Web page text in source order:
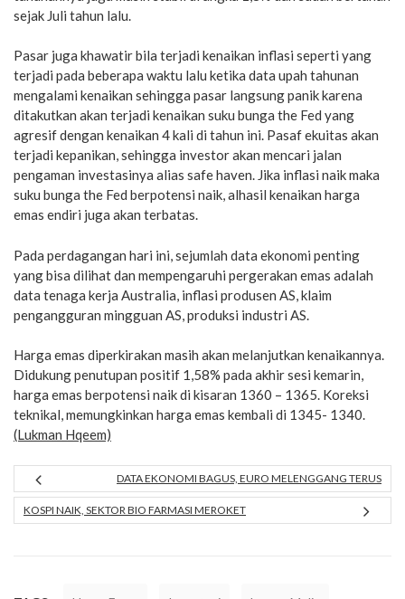
sejak Juli tahun lalu.
Pasar juga khawatir bila terjadi kenaikan inflasi seperti yang
terjadi pada beberapa waktu lalu ketika data upah tahunan
mengalami kenaikan sehingga pasar langsung panik karena
ditakutkan akan terjadi kenaikan suku bunga the Fed yang
agresif dengan kenaikan 4 kali di tahun ini. Pasaf ekuitas akan
terjadi kepanikan, sehingga investor akan mencari jalan
pengaman investasinya alias safe haven. Jika inflasi naik maka
suku bunga the Fed berpotensi naik, alhasil kenaikan harga
emas endiri juga akan terbatas.
Pada perdagangan hari ini, sejumlah data ekonomi penting
yang bisa dilihat dan mempengaruhi pergerakan emas adalah
data tenaga kerja Australia, inflasi produsen AS, klaim
pengangguran mingguan AS, produksi industri AS.
Harga emas diperkirakan masih akan melanjutkan kenaikannya.
Didukung penutupan positif 1,58% pada akhir sesi kemarin,
harga emas berpotensi naik di kisaran 1360 – 1365. Koreksi
teknikal, memungkinkan harga emas kembali di 1345- 1340.
(Lukman Hqeem)
DATA EKONOMI BAGUS, EURO MELENGGANG TERUS
KOSPI NAIK, SEKTOR BIO FARMASI MEROKET